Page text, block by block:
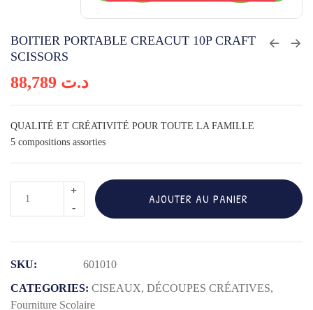
BOITIER PORTABLE CREACUT 10P CRAFT
SCISSORS
د.ت
QUALITÉ ET CRÉATIVITÉ POUR TOUTE LA FAMILLE
5 compositions assorties
CREACUT
10P
CRAFT
AJOUTER AU PANIER
SKU:
601010
CATEGORIES: CISEAUX, DÉCOUPES CRÉATIVES,
Fourniture Scolaire